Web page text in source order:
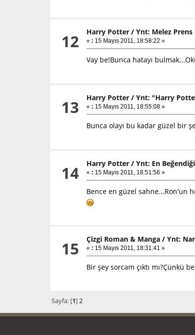
12 Harry Potter /Ynt: Melez Prens
« : 15 Mayıs 2011, 18:58:22 »
Vay be!Bunca hatayı
13 Harry Potter /Ynt: "Harry
« : 15 Mayıs 2011, 18:55:08 »
Bunca olayı bu kadar güzel bir
14 Harry Potter /Ynt: En
« : 15 Mayıs 2011, 18:51:56 »
Bence en güzel sahne...Ron'un
15 Çizgi Roman & Manga /Ynt:
« : 15 Mayıs 2011, 18:31:41 »
Bir şey sorcam çıktı mı?Çünkü
Sayfa: [1]2